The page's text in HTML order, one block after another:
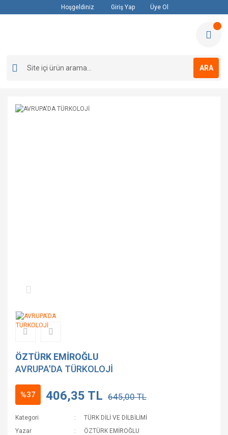
Hoşgeldiniz Giriş Yap Üye Ol
ARA
ÖZTÜRK EMİROĞLU
AVRUPA'DA TÜRKOLOJİ
%37 406,35 TL 645,00 TL
Kategori
TÜRK DİLİ VE DİLBİLİMİ
Yazar
ÖZTÜRK EMİROĞLU